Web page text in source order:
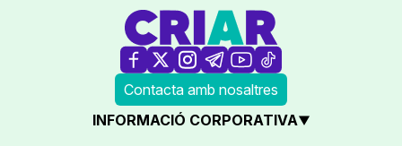
Contacta amb nosaltres
INFORMACIÓ CORPORATIVA